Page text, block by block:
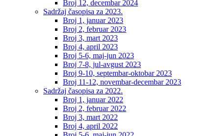
Broj 12, decembar 2024
Sadržaj časopisa za 2023.
Broj 1, januar 2023
Broj 2, februar 2023
Broj 3, mart 2023
Broj 4, april 2023
Broj 5-6, maj-jun 2023
Broj 7-8, jul-avgust 2023
Broj 9-10, septembar-oktobar 2023
Broj 11-12, novembar-decembar 2023
Sadržaj časopisa za 2022.
Broj 1, januar 2022
Broj 2, februar 2022
Broj 3, mart 2022
Broj 4, april 2022